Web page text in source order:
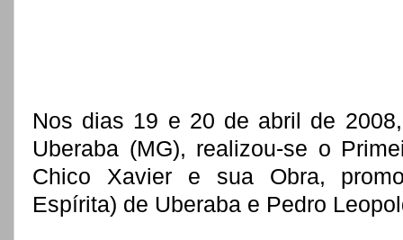
Nos dias 19 e 20 de abril de
Uberaba (MG), realizou-se o
Chico Xavier e sua Obra,
Espírita) de Uberaba e Pedro